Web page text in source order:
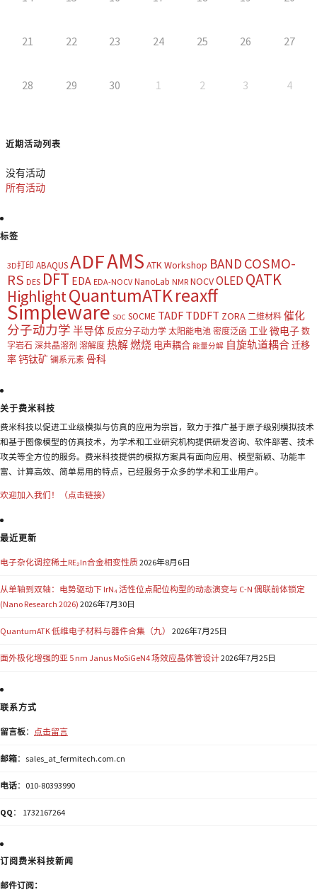
21 22 23 24 25 26 27
28 29 30 1 2 3 4
近期活动列表
没有活动
所有活动
标签
3D打印 ABAQUSADFAMS ATK Workshop BAND COSMO-
RS DES DFT EDA EDA-NOCV NanoLab NMR NOCVOLED QATK
HighlightQuantumATKreaxff
Simpleware SOC SOCME TADF TDDFT ZORA 二维材料 催化
分子动力学 半导体 反应分子动力学 太阳能电池 密度泛函 工业 微电子 数
字岩石 深共晶溶剂 溶解度 热解燃烧 电声耦合 能量分解 自旋轨道耦合迁移
率钙钛矿 镧系元素 骨科
关于费米科技
费米科技以促进工业级模拟与仿真的应用为宗旨，致力于推广基于原子级别模拟技术
和基于图像模型的仿真技术，为学术和工业研究机构提供研发咨询、软件部署、技术
攻关等全方位的服务。费米科技提供的模拟方案具有面向应用、模型新颖、功能丰
富、计算高效、简单易用的特点，已经服务于众多的学术和工业用户。
欢迎加入我们！（点击链接）
最近更新
电子杂化调控稀土RE₂In合金相变性质2026年8月6日
从单轴到双轴：电势驱动下 IrN₄ 活性位点配位构型的动态演变与 C-N 偶联前体锁定
(Nano Research 2026) 2026年7月30日
QuantumATK 低维电子材料与器件合集（九） 2026年7月25日
面外极化增强的亚 5 nm Janus MoSiGeN4 场效应晶体管设计2026年7月25日
联系方式
留言板： 点击留言
邮箱：sales_at_fermitech.com.cn
电话：010-80393990
QQ ： 1732167264
订阅费米科技新闻
邮件订阅：